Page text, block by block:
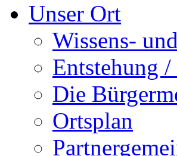
Unser Ort
Wissens-
Entstehung
Die
Ortsplan